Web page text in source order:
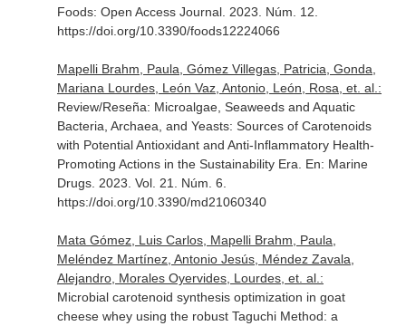
Foods: Open Access Journal. 2023. Núm. 12.
https://doi.org/10.3390/foods12224066
Mapelli Brahm, Paula, Gómez Villegas, Patricia, Gonda,
Mariana Lourdes, León Vaz, Antonio, León, Rosa, et. al.:
Review/Reseña: Microalgae, Seaweeds and Aquatic
Bacteria, Archaea, and Yeasts: Sources of Carotenoids
with Potential Antioxidant and Anti-Inflammatory Health-
Promoting Actions in the Sustainability Era. En: Marine
Drugs. 2023. Vol. 21. Núm. 6.
https://doi.org/10.3390/md21060340
Mata Gómez, Luis Carlos, Mapelli Brahm, Paula,
Meléndez Martínez, Antonio Jesús, Méndez Zavala,
Alejandro, Morales Oyervides, Lourdes, et. al.:
Microbial carotenoid synthesis optimization in goat
cheese whey using the robust Taguchi Method: a